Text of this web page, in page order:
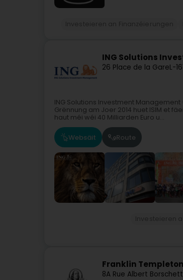
ING Solutions
26 Place de la GareL-
ING Solutions Investment
Grënnung am Joer 2014 huet ISIM et
haut méi wéi 40 Milliarden Euro u...
Websäit Route
Franklin
8A Rue Albert